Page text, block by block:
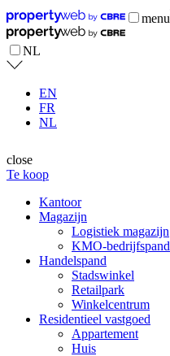
menu
NL
EN
FR
NL
close
Te koop
Kantoor
Magazijn
Logistiek magazijn
KMO-bedrijfspand
Handelspand
Stadswinkel
Retailpark
Winkelcentrum
Residentieel vastgoed
Appartement
Huis